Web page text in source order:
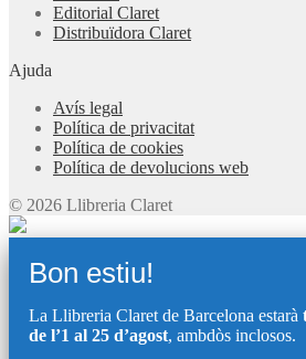
Editorial Claret
Distribuïdora Claret
Ajuda
Avís legal
Política de privacitat
Política de cookies
Política de devolucions web
© 2026 Llibreria Claret
Bon estiu!
La Llibreria Claret de Barcelona estarà
de l’1 al 25 d’agost, ambdòs inclosos.